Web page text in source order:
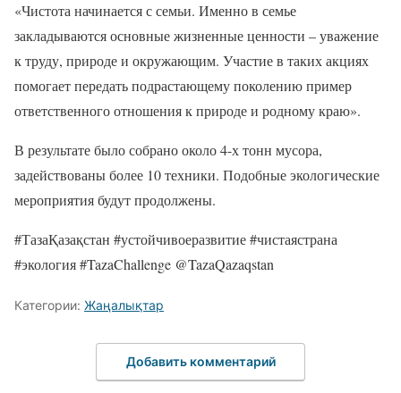
«Чистота начинается с семьи. Именно в семье
закладываются основные жизненные ценности – уважение
к труду, природе и окружающим. Участие в таких акциях
помогает передать подрастающему поколению пример
ответственного отношения к природе и родному краю».
В результате было собрано около 4-х тонн мусора,
задействованы более 10 техники. Подобные экологические
мероприятия будут продолжены.
#ТазаҚазақстан #устойчивоеразвитие #чистаястрана
#экология #TazaChallenge @TazaQazaqstan
Категории: Жаңалықтар
Добавить комментарий